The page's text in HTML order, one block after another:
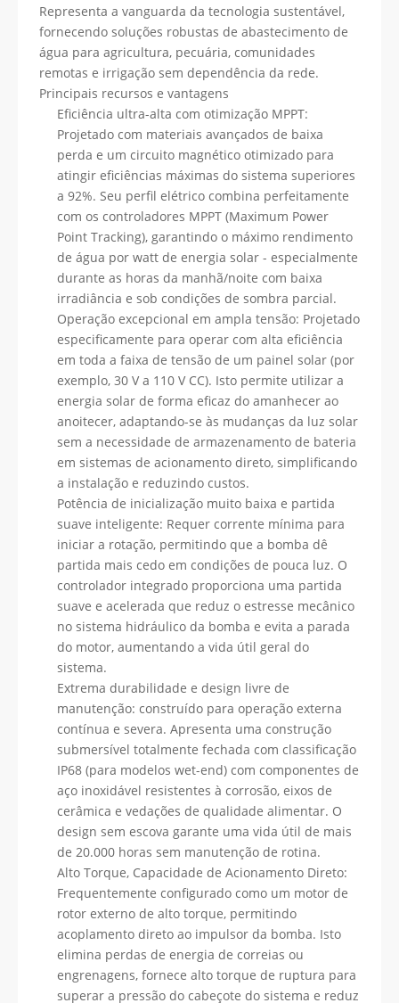
Representa a vanguarda da tecnologia sustentável,
fornecendo soluções robustas de abastecimento de
água para agricultura, pecuária, comunidades
remotas e irrigação sem dependência da rede.
Principais recursos e vantagens
Eficiência ultra-alta com otimização MPPT:
Projetado com materiais avançados de baixa
perda e um circuito magnético otimizado para
atingir eficiências máximas do sistema superiores
a 92%. Seu perfil elétrico combina perfeitamente
com os controladores MPPT (Maximum Power
Point Tracking), garantindo o máximo rendimento
de água por watt de energia solar - especialmente
durante as horas da manhã/noite com baixa
irradiância e sob condições de sombra parcial.
Operação excepcional em ampla tensão: Projetado
especificamente para operar com alta eficiência
em toda a faixa de tensão de um painel solar (por
exemplo, 30 V a 110 V CC). Isto permite utilizar a
energia solar de forma eficaz do amanhecer ao
anoitecer, adaptando-se às mudanças da luz solar
sem a necessidade de armazenamento de bateria
em sistemas de acionamento direto, simplificando
a instalação e reduzindo custos.
Potência de inicialização muito baixa e partida
suave inteligente: Requer corrente mínima para
iniciar a rotação, permitindo que a bomba dê
partida mais cedo em condições de pouca luz. O
controlador integrado proporciona uma partida
suave e acelerada que reduz o estresse mecânico
no sistema hidráulico da bomba e evita a parada
do motor, aumentando a vida útil geral do
sistema.
Extrema durabilidade e design livre de
manutenção: construído para operação externa
contínua e severa. Apresenta uma construção
submersível totalmente fechada com classificação
IP68 (para modelos wet-end) com componentes de
aço inoxidável resistentes à corrosão, eixos de
cerâmica e vedações de qualidade alimentar. O
design sem escova garante uma vida útil de mais
de 20.000 horas sem manutenção de rotina.
Alto Torque, Capacidade de Acionamento Direto:
Frequentemente configurado como um motor de
rotor externo de alto torque, permitindo
acoplamento direto ao impulsor da bomba. Isto
elimina perdas de energia de correias ou
engrenagens, fornece alto torque de ruptura para
superar a pressão do cabeçote do sistema e reduz